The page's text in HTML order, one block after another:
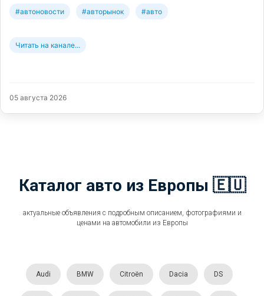
#автоновости #авторынок #авто
Читать на канале...
05 августа 2026
Каталог авто из Европы 🇪🇺
актуальные объявления с подробным описанием, фотографиями и
ценами на автомобили из Европы
Audi BMW Citroën Dacia DS